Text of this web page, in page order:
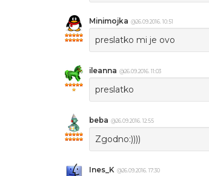
Minimojka @26.09.2016. 10:51
preslatko mi je ovo
ileanna @26.09.2016. 11:03
preslatko
beba @26.09.2016. 12:55
Zgodno:))))
Ines_K @26.09.2016. 17:30